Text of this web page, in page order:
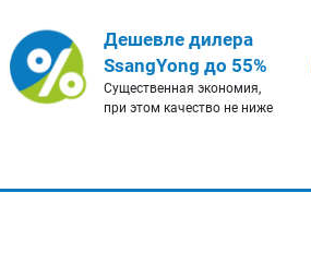
Дешевле дилера
SsangYong до 55%
Существенная экономия,
при этом качество не ниже